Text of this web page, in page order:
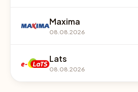
Maxima
08.08.2026
Lats
08.08.2026